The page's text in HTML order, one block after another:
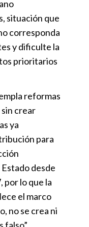
situación que
corresponda
y dificulte la
prioritarios
reformas
sin crear
ya
para
desde
por lo que la
el marco
no se crea ni